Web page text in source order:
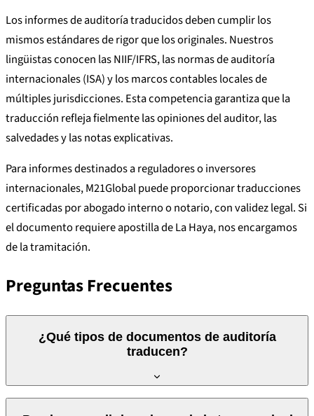
Los informes de auditoría traducidos deben cumplir los
mismos estándares de rigor que los originales. Nuestros
lingüistas conocen las NIIF/IFRS, las normas de auditoría
internacionales (ISA) y los marcos contables locales de
múltiples jurisdicciones. Esta competencia garantiza que la
traducción refleja fielmente las opiniones del auditor, las
salvedades y las notas explicativas.
Para informes destinados a reguladores o inversores
internacionales, M21Global puede proporcionar traducciones
certificadas por abogado interno o notario, con validez legal. Si
el documento requiere apostilla de La Haya, nos encargamos
de la tramitación.
Preguntas Frecuentes
¿Qué tipos de documentos de auditoría
traducen?